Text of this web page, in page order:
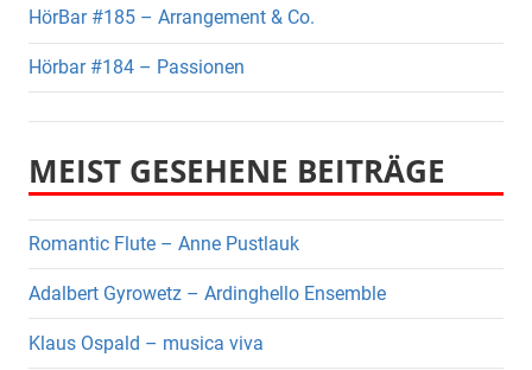
HörBar #185 – Arrangement & Co.
Hörbar #184 – Passionen
MEIST GESEHENE BEITRÄGE
Romantic Flute – Anne Pustlauk
Adalbert Gyrowetz – Ardinghello Ensemble
Klaus Ospald – musica viva